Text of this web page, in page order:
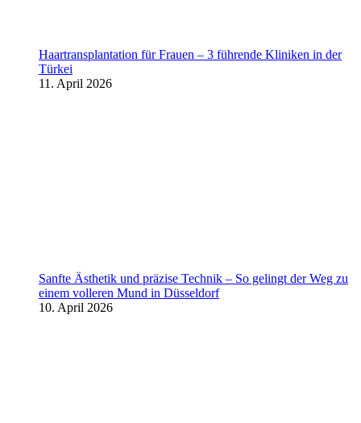
Haartransplantation für Frauen – 3 führende Kliniken in der
Türkei
11. April 2026
Sanfte Ästhetik und präzise Technik – So gelingt der Weg zu
einem volleren Mund in Düsseldorf
10. April 2026